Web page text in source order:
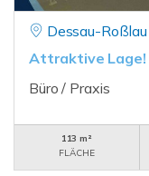
Dessau-Roßlau
Attraktive Lage!
Büro / Praxis
113 m²
FLÄCHE